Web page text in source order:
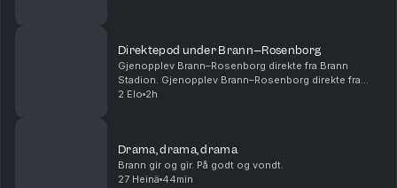
Direktepod under Brann–Rosenborg
Gjenopplev Brann–Rosenborg direkte fra Brann
Stadion. Gjenopplev Brann–Rosenborg direkte fra
Brann Stadion. 00:14:54 - Start 1. omgang 00:28:15 -
2 Elo 2h
Drama, drama, drama
Brann gir og gir. På godt og vondt.
27 Heinä 44min